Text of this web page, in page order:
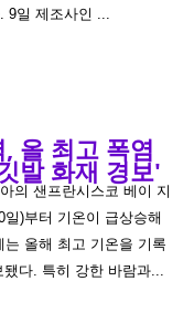
9일 제조사인 ...
올 최고 폭염
발 화재 경보'
의 샌프란시스코 베이 지
일)부터 기온이 급상승해
는 올해 최고 기온을 기록
다. 특히 강한 바람과...